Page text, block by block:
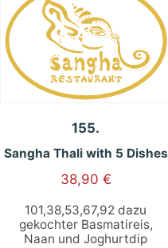
155.
Sangha Thali with 5 Dishes
38,90 €
101,38,53,67,92 dazu
gekochter Basmatireis,
Naan und Joghurtdip